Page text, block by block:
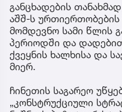
განცხადების
აშშ-ს
მომდევნო სამი წლის
პერიოდში და
ქვეყნის ხალხისა და
მიერ.
ჩინეთის საგარეო
„კონსტრუქციული